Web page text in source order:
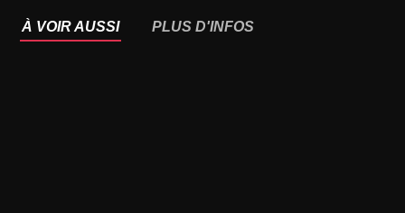
À VOIR AUSSI PLUS D'INFOS